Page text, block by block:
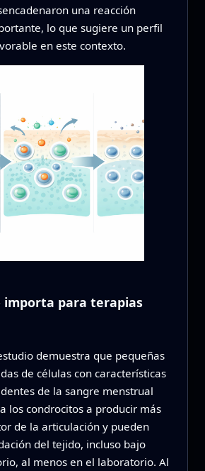
una reacción
lo que sugiere un perfil
en este contexto.
importa para terapias
demuestra que pequeñas
de células con características
de la sangre menstrual
los condrocitos a producir más
de la articulación y pueden
del tejido, incluso bajo
al menos en el laboratorio. Al